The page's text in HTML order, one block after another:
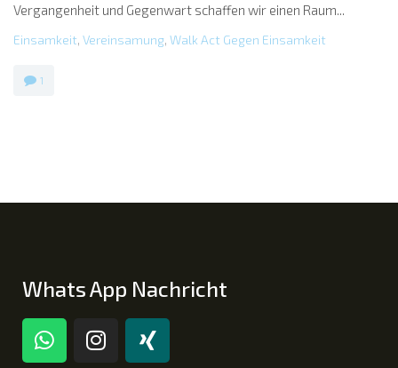
Vergangenheit und Gegenwart schaffen wir einen Raum...
Einsamkeit, Vereinsamung, Walk Act Gegen Einsamkeit
1
Whats App Nachricht